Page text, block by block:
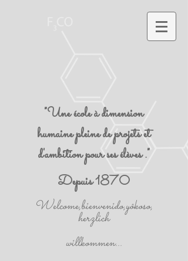
"Une école à dimension
humaine pleine de projets et
d'ambition pour ses élèves ."
Depuis 1870
Welcome,bienvenido,yôkoso,
herzlich
willkommen...